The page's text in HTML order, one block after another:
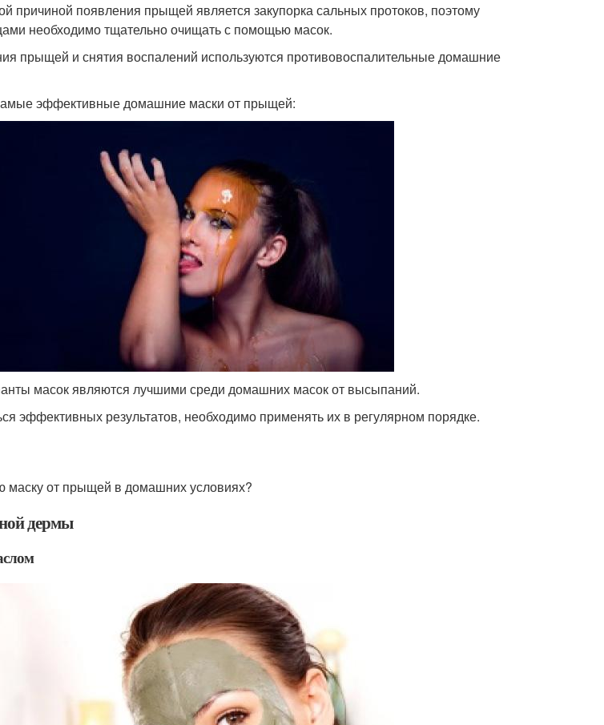
причиной появления прыщей является закупорка сальных протоков, поэтому
необходимо тщательно очищать с помощью масок.
прыщей и снятия воспалений используются противовоспалительные домашние
эффективные домашние маски от прыщей:
масок являются лучшими среди домашних масок от высыпаний.
эффективных результатов, необходимо применять их в регулярном порядке.
маску от прыщей в домашних условиях?
дермы